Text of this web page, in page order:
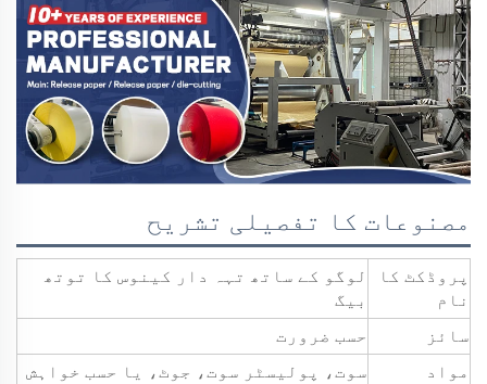
مصنوعات کا تفصیلی تشریح
پروڈکٹ کا
نام
لوگو کے ساتھ تہہ دار کینوس کا توتھ
بیگ
سائز
حسب ضرورت
مواد
سوت، پولیسٹر سوت، جوٹ، یا حسب خواہش